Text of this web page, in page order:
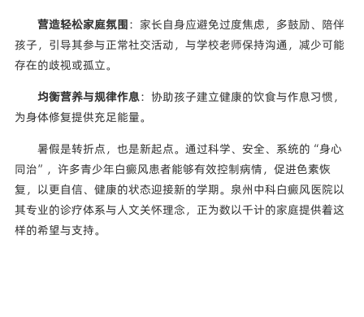
营造轻松家庭氛围：家长自身应避免过度焦虑，多鼓励、陪伴
孩子，引导其参与正常社交活动，与学校老师保持沟通，减少可能
存在的歧视或孤立。
均衡营养与规律作息：协助孩子建立健康的饮食与作息习惯，
为身体修复提供充足能量。
暑假是转折点，也是新起点。通过科学、安全、系统的“身心
同治”，许多青少年白癜风患者能够有效控制病情，促进色素恢
复，以更自信、健康的状态迎接新的学期。泉州中科白癜风医院以
其专业的诊疗体系与人文关怀理念，正为数以千计的家庭提供着这
样的希望与支持。